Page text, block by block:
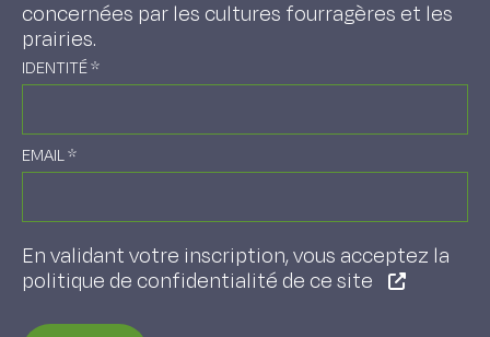
concernées par les cultures fourragères et les
prairies.
IDENTITÉ*
EMAIL*
En validant votre inscription, vous acceptez la
politique de confidentialité de ce site